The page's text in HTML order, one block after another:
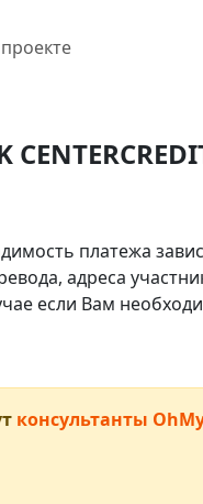
платежа
адреса
если Вам
консультанты